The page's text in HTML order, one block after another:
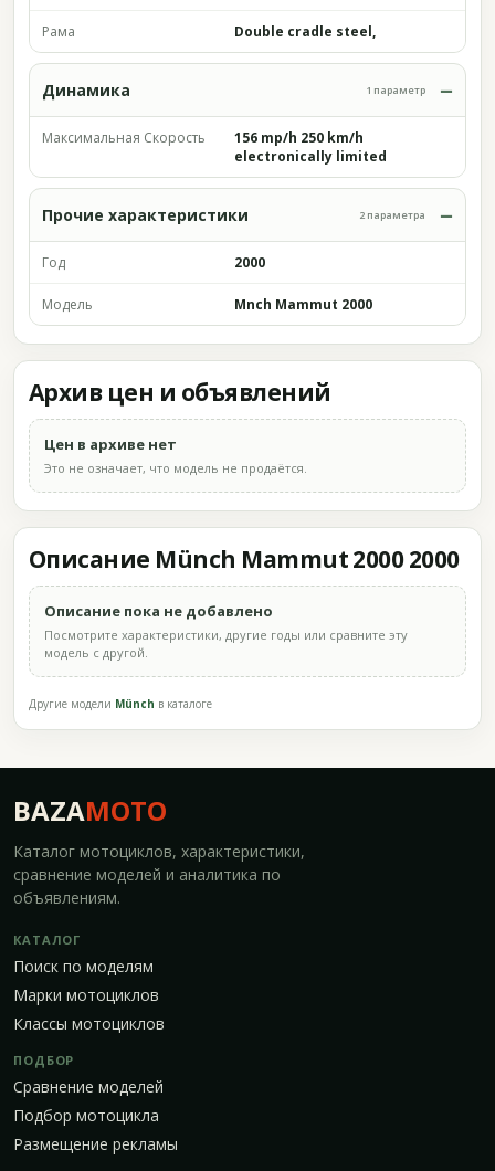
Рама Double cradle steel,
Динамика 1 параметр
Максимальная Скорость
156 mp/h 250 km/h
electronically limited
Прочие характеристики 2 параметра
Год 2000
Модель Mnch Mammut 2000
Архив цен и объявлений
Цен в архиве нет
Это не означает, что модель не продаётся.
Описание Münch Mammut 2000 2000
Описание пока не добавлено
Посмотрите характеристики, другие годы или сравните эту
модель с другой.
Другие модели Münch в каталоге
BAZAMOTO
Каталог мотоциклов, характеристики,
сравнение моделей и аналитика по
объявлениям.
КАТАЛОГ
Поиск по моделям
Марки мотоциклов
Классы мотоциклов
ПОДБОР
Сравнение моделей
Подбор мотоцикла
Размещение рекламы